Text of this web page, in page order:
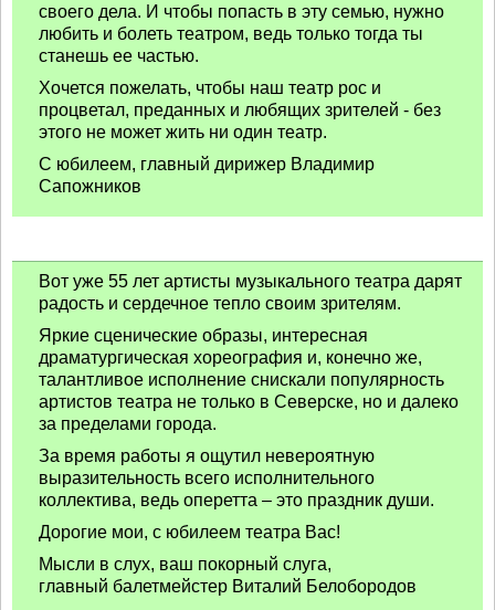
своего дела. И чтобы попасть в эту семью, нужно
любить и болеть театром, ведь только тогда ты
станешь ее частью.
Хочется пожелать, чтобы наш театр рос и
процветал, преданных и любящих зрителей - без
этого не может жить ни один театр.
С юбилеем, главный дирижер Владимир
Сапожников
Вот уже 55 лет артисты музыкального театра дарят
радость и сердечное тепло своим зрителям.
Яркие сценические образы, интересная
драматургическая хореография и, конечно же,
талантливое исполнение снискали популярность
артистов театра не только в Северске, но и далеко
за пределами города.
За время работы я ощутил невероятную
выразительность всего исполнительного
коллектива, ведь оперетта – это праздник души.
Дорогие мои, с юбилеем театра Вас!
Мысли в слух, ваш покорный слуга,
главный балетмейстер Виталий Белобородов